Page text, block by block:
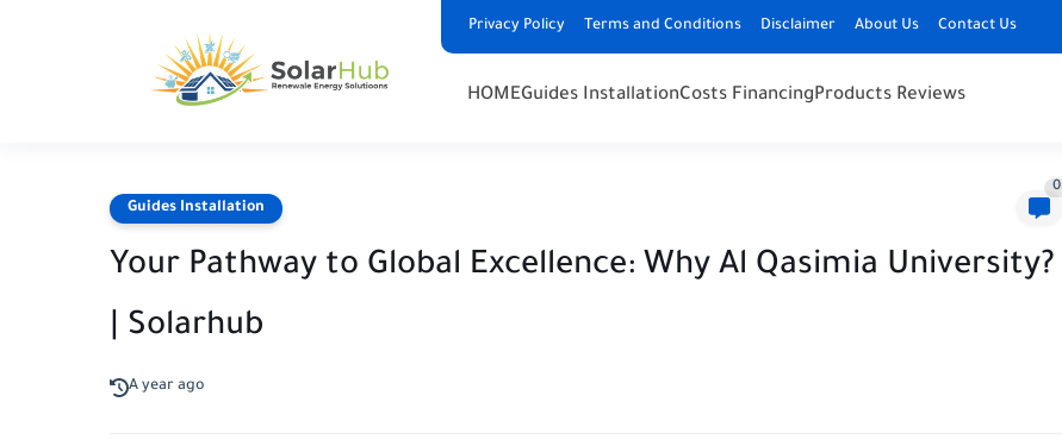
Privacy Policy Terms and Conditions Disclaimer About Us Contact Us
HOMEGuides InstallationCosts FinancingProducts Reviews
Guides Installation
0
Your Pathway to Global Excellence: Why Al Qasimia University?
| Solarhub
A year ago